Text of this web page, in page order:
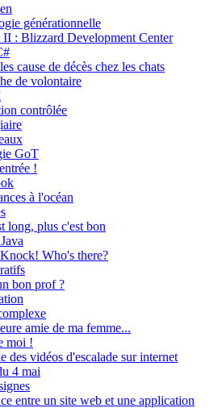
générationnelle
II : Blizzard Development Center
cause de décès chez les chats
de volontaire
contrôlée
GoT
!
à l'océan
long, plus c'est bon
Who's there?
bon prof ?
amie de ma femme...
moi !
des vidéos d'escalade sur internet
4 mai
entre un site web et une application